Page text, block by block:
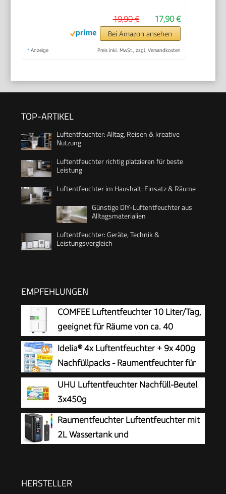
17,90 €
19,90 €
Bei Amazon ansehen
* Anzeige Preis inkl. MwSt., zzgl. Versandkosten
TOP-ARTIKEL
Luftentfeuchter: Alltag, Reisen & kreative
Nutzung
Luftentfeuchter richtig platzieren für beste
Leistung
Luftentfeuchter im Haushalt: Einsatz & Räume
Günstige DIY-Luftentfeuchter aus
Alltagsmaterialien
Luftentfeuchter: Geräte, Technik &
Leistungsvergleich
EMPFEHLUNGEN
COMFEE Luftentfeuchter 10 Liter/Tag,
geeignet für Räume von ca. 40
Kubikmetern (16 Quadratmetern),
automatische Abtauung, Kindersicherung,
Geräuschreduzierung, Kältemittel R290, CDDOE-
10DEN7-QA3(EU)
Idelia® 4x Luftentfeuchter + 9x 400g
Nachfüllpacks - Raumentfeuchter für
Bad, Keller uvm. bis 40m² + 9x
Luftentfeuchter Granulat (4x Entfeuchter + 9x
Nachfüllpacks) Baumarkt Fachhandel Qualität
UHU Luftentfeuchter Nachfüll-Beutel
3x450g
Raumentfeuchter Luftentfeuchter mit
2L Wassertank und
Badezimmer, Schlafzimmer, Schrank gegen
HERSTELLER